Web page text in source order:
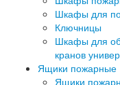
Шкафы для
Ключницы
Шкафы для
кранов
Ящики пожарные
Ящики